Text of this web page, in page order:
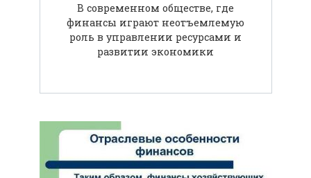
В современном обществе, где
финансы играют неотъемлемую
роль в управлении ресурсами и
развитии экономики